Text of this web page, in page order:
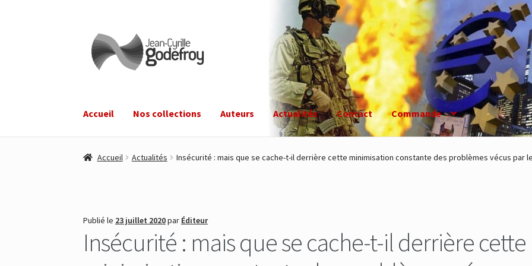
Aller
Aller
au
contenu
Accueil Nos collections Auteurs Actualités Contact Commande
Accueil Actualités Insécurité : mais que se cache-t-il derrière cette minimisation constante des problèmes vécus par
Publié le 23 juillet 2020par Éditeur
Insécurité : mais que se cache-t-il derrière cette